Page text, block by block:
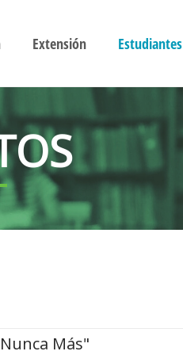
Extensión Estudiantes
Más"